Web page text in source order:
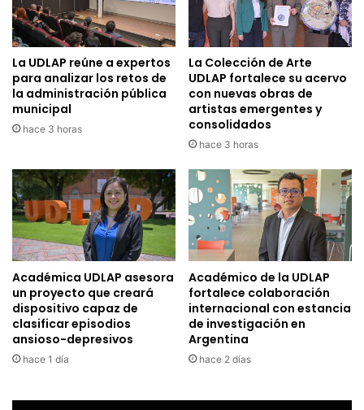
La UDLAP reúne a expertos
para analizar los retos de
la administración pública
municipal
hace 3 horas
La Colección de Arte
UDLAP fortalece su acervo
con nuevas obras de
artistas emergentes y
consolidados
hace 3 horas
Académica UDLAP asesora
un proyecto que creará
dispositivo capaz de
clasificar episodios
ansioso-depresivos
hace 1 día
Académico de la UDLAP
fortalece colaboración
internacional con estancia
de investigación en
Argentina
hace 2 días